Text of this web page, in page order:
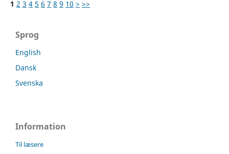
1 2 3 4 5 6 7 8 9 10 > >>
Sprog
English
Dansk
Svenska
Information
Til læsere